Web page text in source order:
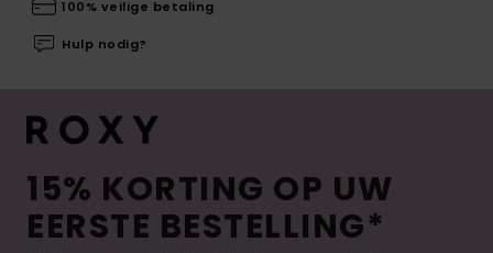
100% veilige betaling
Hulp nodig?
15% KORTING OP UW
EERSTE BESTELLING*